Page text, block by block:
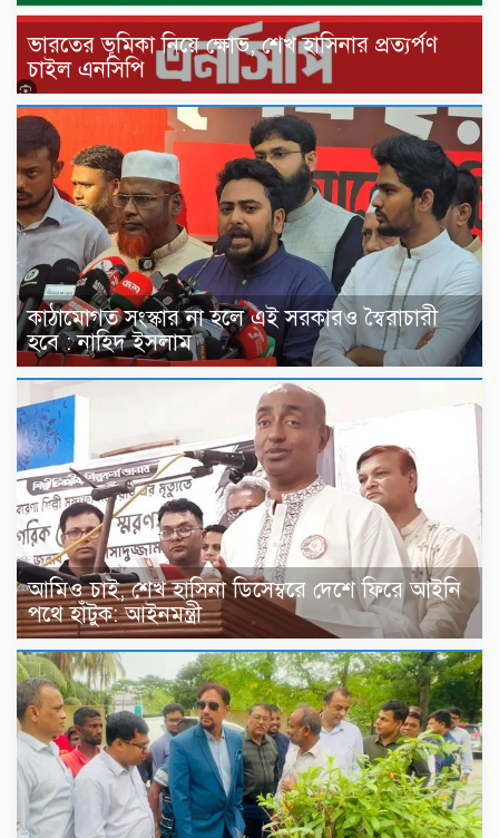
ভারতের ভূমিকা নিয়ে ক্ষোভ, শেখ হাসিনার প্রত্যর্পণ
চাইল এনসিপি
কাঠামোগত সংস্কার না হলে এই সরকারও স্বৈরাচারী
হবে : নাহিদ ইসলাম
আমিও চাই, শেখ হাসিনা ডিসেম্বরে দেশে ফিরে আইনি
পথে হাঁটুক: আইনমন্ত্রী